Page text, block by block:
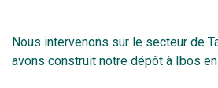
Nous intervenons sur le secteur de
avons construit notre dépôt à Ibos